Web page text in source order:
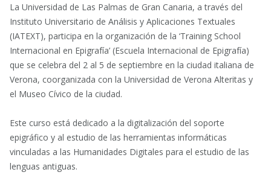
La Universidad de Las Palmas de Gran Canaria, a través del
Instituto Universitario de Análisis y Aplicaciones Textuales
(IATEXT), participa en la organización de la ‘Training School
Internacional en Epigrafía’ (Escuela Internacional de Epigrafía)
que se celebra del 2 al 5 de septiembre en la ciudad italiana de
Verona, coorganizada con la Universidad de Verona Alteritas y
el Museo Cívico de la ciudad.
Este curso está dedicado a la digitalización del soporte
epigráfico y al estudio de las herramientas informáticas
vinculadas a las Humanidades Digitales para el estudio de las
lenguas antiguas.